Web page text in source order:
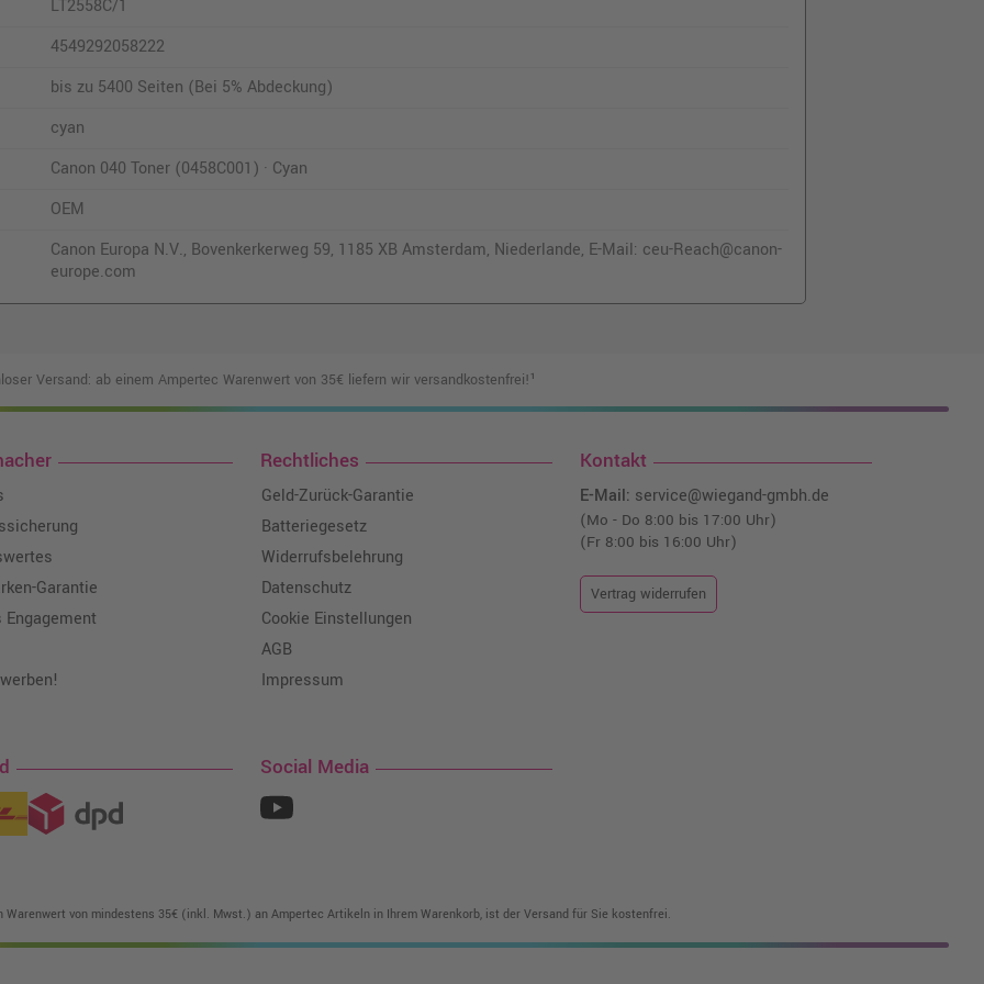
LT2558C/1
4549292058222
bis zu 5400 Seiten (Bei 5% Abdeckung)
cyan
Canon 040 Toner (0458C001) · Cyan
OEM
Canon Europa N.V., Bovenkerkerweg 59, 1185 XB Amsterdam, Niederlande, E-Mail: ceu-Reach@canon-
europe.com
Versand: ab einem Ampertec Warenwert von 35€ liefern wir versandkostenfrei!¹
Garantie
Engagement
Rechtliches
Geld-Zurück-Garantie
Batteriegesetz
Widerrufsbelehrung
Datenschutz
Cookie Einstellungen
AGB
Impressum
Kontakt
E-Mail: service@wiegand-gmbh.de
(Mo - Do 8:00 bis 17:00 Uhr)
(Fr 8:00 bis 16:00 Uhr)
Vertrag widerrufen
Social Media
von mindestens 35€ (inkl. Mwst.) an Ampertec Artikeln in Ihrem Warenkorb, ist der Versand für Sie kostenfrei.